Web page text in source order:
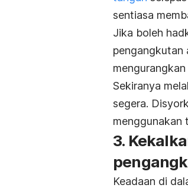
sentiasa
Jika boleh
pengangkutan
Sekiranya
segera.
menggunakan
3.
Keadaan di